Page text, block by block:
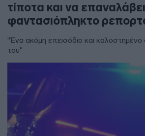
τίποτα και να
φαντασιόπληκτο
"Ένα ακόμη επεισόδιο και
του"